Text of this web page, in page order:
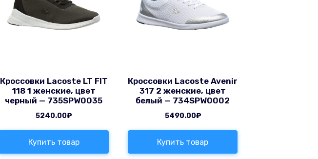
Кроссовки Lacoste LT FIT
118 1 женские, цвет
черный — 735SPW0035
5240.00₽
Купить товар
Кроссовки Lacoste Avenir
317 2 женские, цвет
белый — 734SPW0002
5490.00₽
Купить товар